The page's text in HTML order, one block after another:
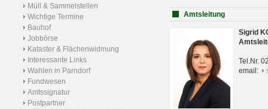
Müll & Sammelstellen
Wichtige Termine
Bauhof
Jobbörse
Kataster & Flächenwidmung
Interessante Links
Wahlen in Parndorf
Fundwesen
Amtssignatur
Postpartner
Amtsleitung
Sigrid
Tel.Nr.
email: